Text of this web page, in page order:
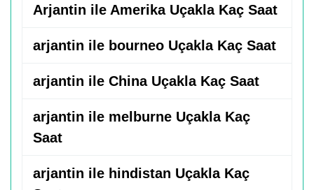
Arjantin ile Amerika Uçakla Kaç Saat
arjantin ile bourneo Uçakla Kaç Saat
arjantin ile China Uçakla Kaç Saat
arjantin ile melburne Uçakla Kaç
Saat
arjantin ile hindistan Uçakla Kaç